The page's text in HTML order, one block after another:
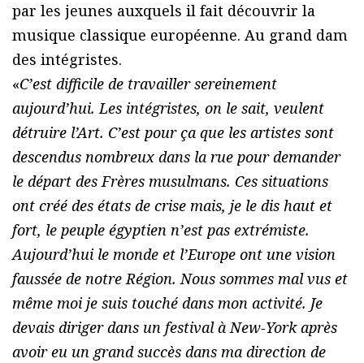
par les jeunes auxquels il fait découvrir la
musique classique européenne. Au grand dam
des intégristes.
«C’est difficile de travailler sereinement
aujourd’hui. Les intégristes, on le sait, veulent
détruire l’Art. C’est pour ça que les artistes sont
descendus nombreux dans la rue pour demander
le départ des Frères musulmans. Ces situations
ont créé des états de crise mais, je le dis haut et
fort, le peuple égyptien n’est pas extrémiste.
Aujourd’hui le monde et l’Europe ont une vision
faussée de notre Région. Nous sommes mal vus et
même moi je suis touché dans mon activité. Je
devais diriger dans un festival à New-York après
avoir eu un grand succès dans ma direction de